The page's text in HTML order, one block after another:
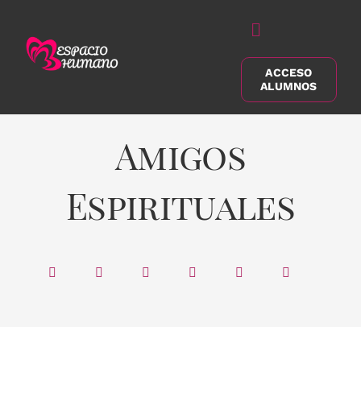
contenido
Alternar
navegación
Buscar:
ACCESO
ALUMNOS
Amigos
Espirituales